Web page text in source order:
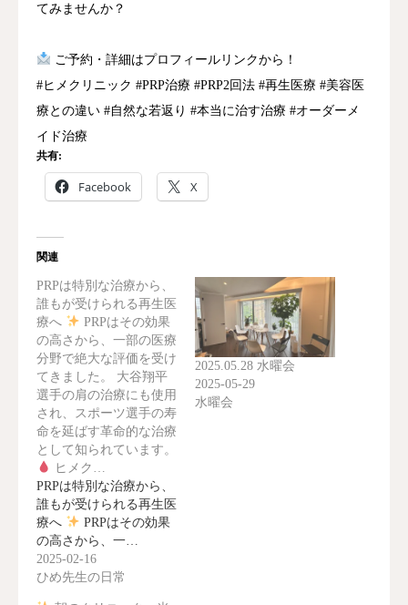
てみませんか？
ご予約・詳細はプロフィールリンクから！
#ヒメクリニック #PRP治療 #PRP2回法 #再生医療 #美容医
療との違い #自然な若返り #本当に治す治療 #オーダーメ
イド治療
共有:
Facebook X
関連
PRPは特別な治療から、
誰もが受けられる再生医
療へ
PRPはその効果
の高さから、一部の医療
分野で絶大な評価を受け
てきました。 大谷翔平
選手の肩の治療にも使用
され、スポーツ選手の寿
命を延ばす革命的な治療
として知られています。
ヒメク…
PRPは特別な治療から、
誰もが受けられる再生医
療へ
PRPはその効果
の高さから、一…
2025-02-16
ひめ先生の日常
2025.05.28 水曜会
2025-05-29
水曜会